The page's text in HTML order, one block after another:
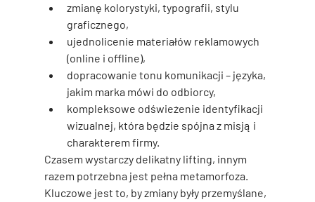
zmianę kolorystyki, typografii, stylu
graficznego,
ujednolicenie materiałów reklamowych
(online i offline),
dopracowanie tonu komunikacji – języka,
jakim marka mówi do odbiorcy,
kompleksowe odświeżenie identyfikacji
wizualnej, która będzie spójna z misją i
charakterem firmy.
Czasem wystarczy delikatny lifting, innym
razem potrzebna jest pełna metamorfoza.
Kluczowe jest to, by zmiany były przemyślane,